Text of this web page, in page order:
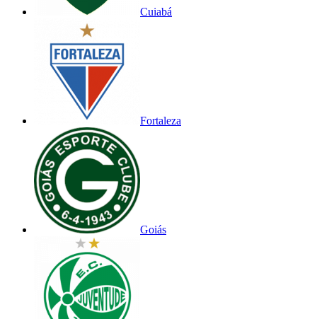
Cuiabá
Fortaleza
Goiás